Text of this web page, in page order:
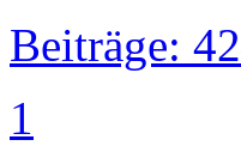
Beiträge:
1